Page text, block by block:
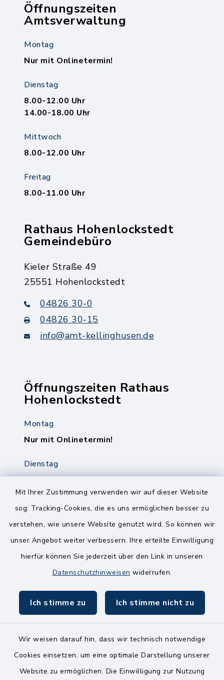
Mit Ihrer Zustimmung verwenden wir auf dieser Website
sog. Tracking-Cookies, die es uns ermöglichen besser zu
verstehen, wie unsere Website genutzt wird. So können wir
unser Angebot weiter verbessern. Ihre erteilte Einwilligung
hierfür können Sie jederzeit über den Link in unseren
Datenschutzhinweisen widerrufen.
Ich stimme zu Ich stimme nicht zu
Wir weisen darauf hin, dass wir technisch notwendige
Cookies einsetzen, um eine optimale Darstellung unserer
Website zu ermöglichen. Die Einwilligung zur Nutzung
Öffnungszeiten
Amtsverwaltung
Montag
Nur mit Onlinetermin!
Dienstag
8.00-12.00 Uhr
14.00-18.00 Uhr
Mittwoch
8.00-12.00 Uhr
Freitag
8.00-11.00 Uhr
Rathaus Hohenlockstedt
Gemeindebüro
Kieler Straße 49
25551 Hohenlockstedt
04826 30-0
04826 30-15
info@amt-kellinghusen.de
Öffnungszeiten Rathaus
Hohenlockstedt
Montag
Nur mit Onlinetermin!
Dienstag
8.00-12.00 Uhr
14.00-18.00 Uhr
Freitag
8.00-11.00 Uhr
Kontakt